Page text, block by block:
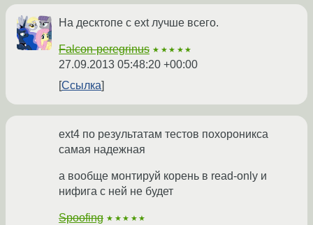
На десктопе с ext лучше всего.
Falcon-peregrinus ★★★★★
27.09.2013 05:48:20 +00:00
Ссылка
ext4 по результатам тестов похороникса
самая надежная
а вообще монтируй корень в read-only и
нифига с ней не будет
Spoofing ★★★★★